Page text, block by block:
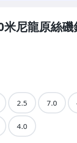
米尼龍原絲磯
2.5 7.0
4.0